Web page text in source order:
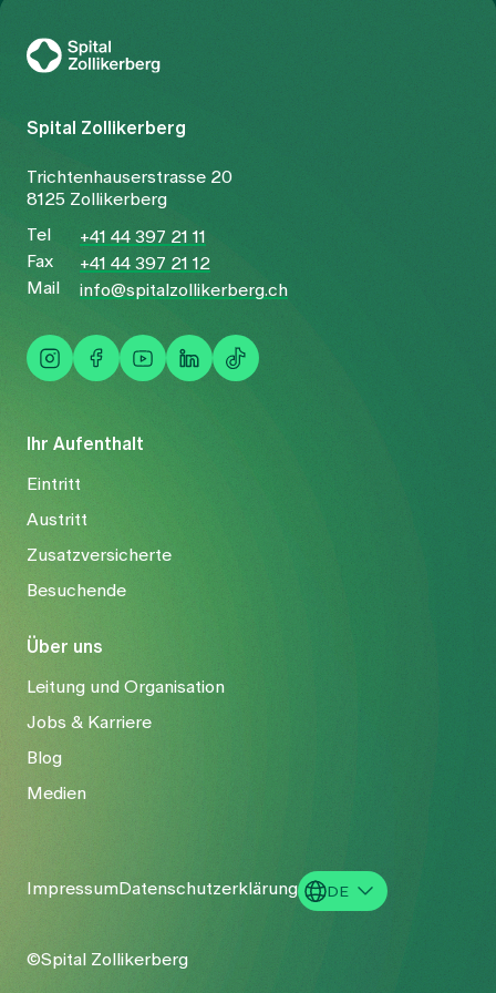
Ihr Aufenthalt
Eintritt
Austritt
Zusatzversicherte
Besuchende
Über uns
Leitung und Organisation
Jobs & Karriere
Blog
Medien
Spital Zollikerberg
Trichtenhauserstrasse 20
8125 Zollikerberg
Tel
+41 44 397 21 11
Fax
+41 44 397 21 12
Mail
info@spitalzollikerberg.ch
ImpressumDatenschutzerklärung
DE
©Spital Zollikerberg